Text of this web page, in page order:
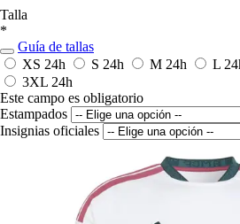
Talla
*
Guía de tallas
XS 24h S 24h M 24h L
3XL 24h
Este campo es obligatorio
Estampados
Insignias oficiales